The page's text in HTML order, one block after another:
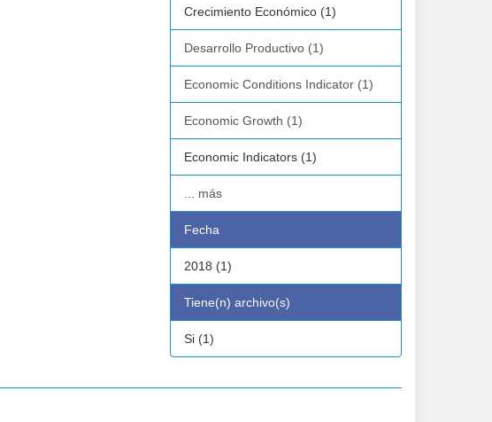
Crecimiento Económico (1)
Desarrollo Productivo (1)
Economic Conditions Indicator (1)
Economic Growth (1)
Economic Indicators (1)
... más
Fecha
2018 (1)
Tiene(n) archivo(s)
Si (1)